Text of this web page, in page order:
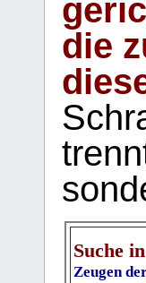
die
Suche
Zeugen